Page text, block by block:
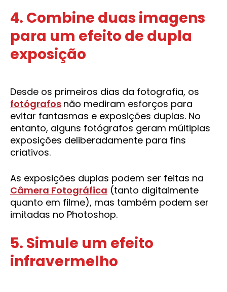
4. Combine duas imagens
para um efeito de dupla
exposição
Desde os primeiros dias da fotografia, os
fotógrafos não mediram esforços para
evitar fantasmas e exposições duplas. No
entanto, alguns fotógrafos geram múltiplas
exposições deliberadamente para fins
criativos.
As exposições duplas podem ser feitas na
Câmera Fotográfica (tanto digitalmente
quanto em filme), mas também podem ser
imitadas no Photoshop.
5. Simule um efeito
infravermelho